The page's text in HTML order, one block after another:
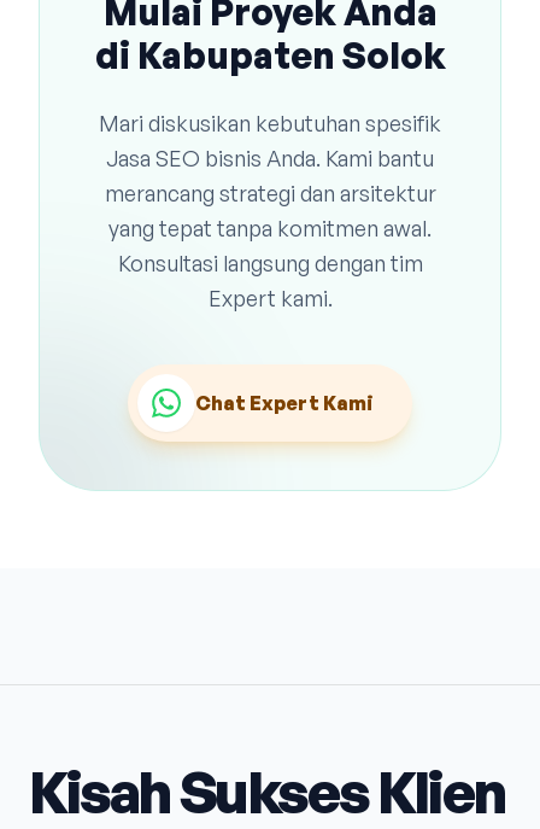
Mulai Proyek Anda
di Kabupaten Solok
Mari diskusikan kebutuhan spesifik
Jasa SEO bisnis Anda. Kami bantu
merancang strategi dan arsitektur
yang tepat tanpa komitmen awal.
Konsultasi langsung dengan tim
Expert kami.
Chat Expert Kami
Kisah Sukses Klien